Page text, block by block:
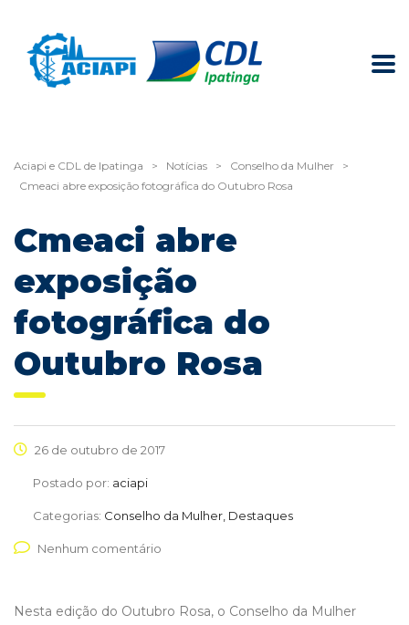
Aciapi e CDL de Ipatinga > Notícias > Conselho da Mulher
>
Cmeaci abre exposição fotográfica do Outubro Rosa
Cmeaci abre
exposição
fotográfica do
Outubro Rosa
26 de outubro de 2017
Postado por: aciapi
Categorias: Conselho da Mulher, Destaques
Nenhum comentário
Nesta edição do Outubro Rosa, o Conselho da Mulher